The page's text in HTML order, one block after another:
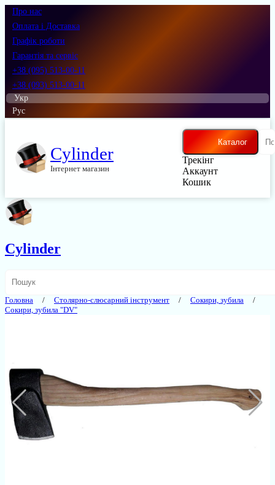
Про нас
Оплата і Доставка
Графік роботи
Гарантія та сервіс
+38 (095) 513-00-11
+38 (093) 513-00-11
Укр
Рус
Cylinder
Інтернет магазин
Каталог
Трекінг
Аккаунт
Кошик
Cylinder
Головна Столярно-слюсарний інструмент
Сокири, зубила
Сокири, зубила "DV"